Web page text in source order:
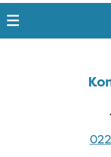
Snabblänkar
Kontakta oss